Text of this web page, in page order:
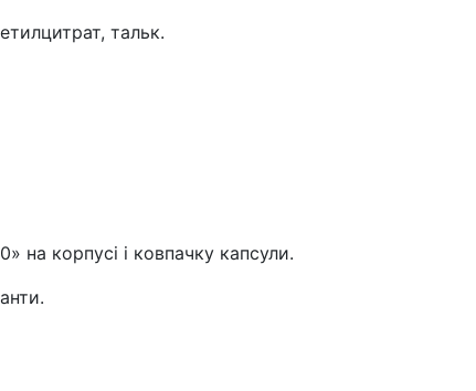
тальк.
на корпусі і ковпачку капсули.